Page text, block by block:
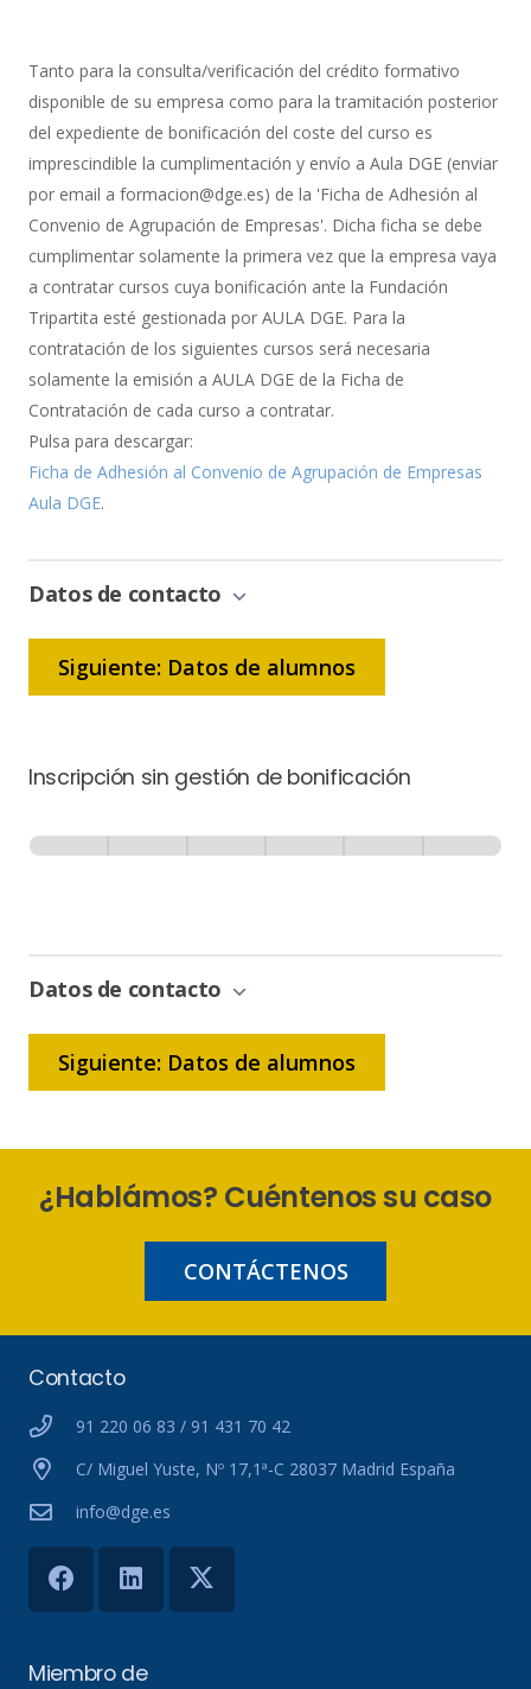
de
Bonificación
Tanto para la consulta/verificación del crédito formativo
disponible de su empresa como para la tramitación posterior
del expediente de bonificación del coste del curso es
imprescindible la cumplimentación y envío a Aula DGE (enviar
por email a formacion@dge.es) de la 'Ficha de Adhesión al
Convenio de Agrupación de Empresas'. Dicha ficha se debe
cumplimentar solamente la primera vez que la empresa vaya
a contratar cursos cuya bonificación ante la Fundación
Tripartita esté gestionada por AULA DGE. Para la
contratación de los siguientes cursos será necesaria
solamente la emisión a AULA DGE de la Ficha de
Contratación de cada curso a contratar.
Pulsa para descargar:
Ficha de Adhesión al Convenio de Agrupación de Empresas
Aula DGE.
Datos de contacto
Siguiente: Datos de alumnos
Inscripción sin gestión de bonificación
-
Bonificación
Datos de contacto
Siguiente: Datos de alumnos
¿Hablámos? Cuéntenos su caso
CONTÁCTENOS
Contacto
91 220 06 83 / 91 431 70 42
C/ Miguel Yuste, Nº 17,1ª-C 28037 Madrid España
info@dge.es
Miembro de